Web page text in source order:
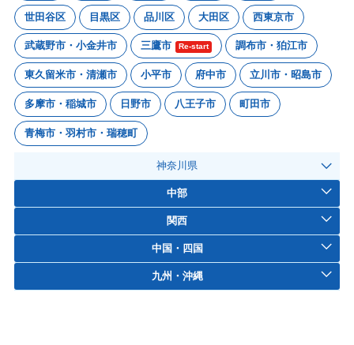
世田谷区 目黒区 品川区 大田区 西東京市
武蔵野市・小金井市 三鷹市 Re-start 調布市・狛江市
東久留米市・清瀬市 小平市 府中市 立川市・昭島市
多摩市・稲城市 日野市 八王子市 町田市
青梅市・羽村市・瑞穂町
神奈川県
中部
関西
中国・四国
九州・沖縄